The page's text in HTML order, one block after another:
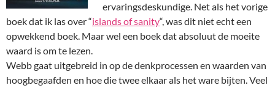
ervaringsdeskundige. Net als het vorige
boek dat ik las over “islands of sanity“, was dit niet echt een
opwekkend boek. Maar wel een boek dat absoluut de moeite
waard is om te lezen.
Webb gaat uitgebreid in op de denkprocessen en waarden van
hoogbegaafden en hoe die twee elkaar als het ware bijten. Veel